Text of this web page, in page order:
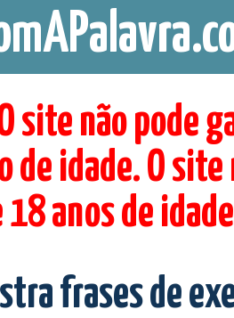
site não pode
de idade. O
18 anos de
frases de